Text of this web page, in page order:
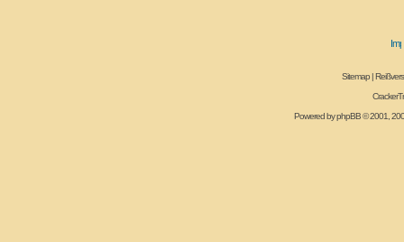
Sitemap|
Powered byphpBB© 2001,